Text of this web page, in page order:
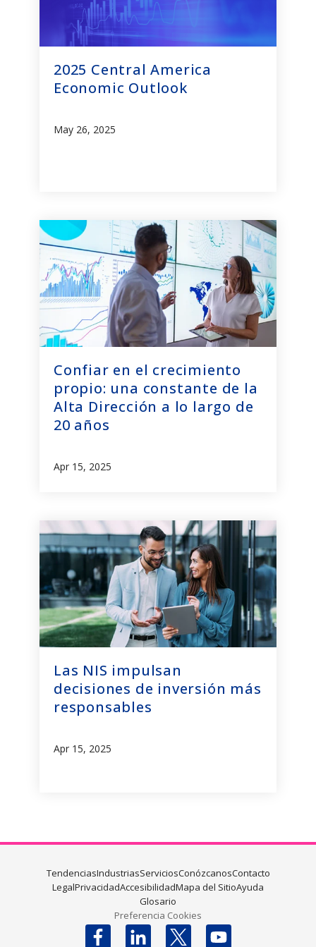
2025 Central America
Economic Outlook
May 26, 2025
Confiar en el crecimiento
propio: una constante de la
Alta Dirección a lo largo de
20 años
Apr 15, 2025
Las NIS impulsan
decisiones de inversión más
responsables
Apr 15, 2025
TendenciasIndustriasServiciosConózcanosContacto
LegalPrivacidadAccesibilidadMapa del SitioAyuda
Glosario
Preferencia Cookies
Follow us on X